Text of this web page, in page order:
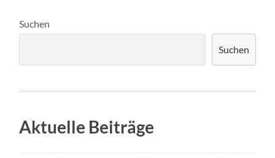
Suchen
Suchen
Aktuelle Beiträge